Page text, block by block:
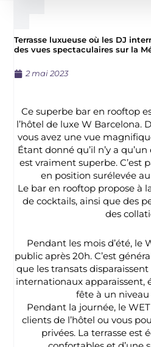
Terrasse luxueuse où les DJ
des vues spectaculaires sur la
2 mai 2023
Ce superbe bar en rooftop
l’hôtel de luxe W Barcelona.
vous avez une vue
Étant donné qu’il n’y a
est vraiment superbe. C’est
en position surélevée
Le bar en rooftop propose à
de cocktails, ainsi que des
des
Pendant les mois d’été, le
public après 20h. C’est
que les transats
internationaux apparaissent,
fête à un
Pendant la journée, le
clients de l’hôtel ou vous
privées. La terrasse est